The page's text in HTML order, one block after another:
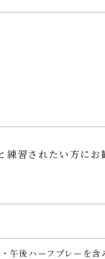
習されたい方に
後ハーフプレーを含